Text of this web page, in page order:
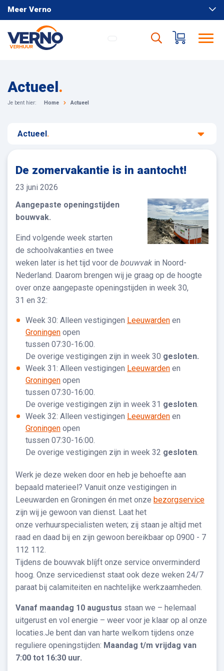
Meer Verno
Actueel .
Je bent hier: Home Actueel
Actueel.
De zomervakantie is in aantocht!
23 juni 2026
Aangepaste openingstijden
bouwvak.
Eind volgende week starten
de schoolvakanties en twee
weken later is het tijd voor de bouwvak in Noord-
Nederland. Daarom brengen wij je graag op de hoogte
over onze aangepaste openingstijden in week 30,
31 en 32:
Week 30: Alleen vestigingen Leeuwarden en
Groningen open
tussen 07:30-16:00.
De overige vestigingen zijn in week 30 gesloten.
Week 31: Alleen vestigingen Leeuwarden en
Groningen open
tussen 07:30-16:00.
De overige vestigingen zijn in week 31 gesloten
Week 32: Alleen vestigingen Leeuwarden en
Groningen open
tussen 07:30-16:00.
De overige vestigingen zijn in week 32 gesloten
Werk je deze weken door en heb je behoefte aan
bepaald materieel? Vanuit onze vestigingen in
Leeuwarden en Groningen én met onze bezorgservice
zijn wij je gewoon van dienst. Laat het
onze verhuurspecialisten weten; zij staan je altijd met
raad en daad bij en zijn gewoon bereikbaar op 0900 - 7
112 112.
Tijdens de bouwvak blíjft onze service onverminderd
hoog. Onze servicedienst staat ook deze weken 24/7
paraat bij calamiteiten en nachtelijke werkzaamheden.
Vanaf maandag 10 augustus staan we – helemaal
uitgerust en vol energie – weer voor je klaar op al onze
locaties.Je bent dan van harte welkom tijdens onze
reguliere openingstijden: Maandag t/m vrijdag van
7:00 tot 16:30 uur.